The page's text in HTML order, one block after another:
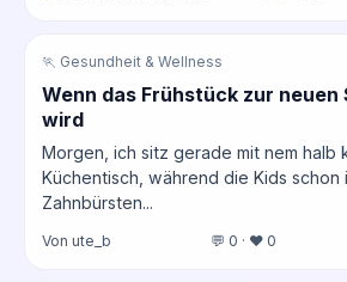
🏃 Gesundheit & Wellness
Wenn das Frühstück zur
wird
Morgen, ich sitz gerade mit nem halb
Küchentisch, während die Kids schon
Zahnbürsten...
Von ute_b 💬 0 · ❤️ 0